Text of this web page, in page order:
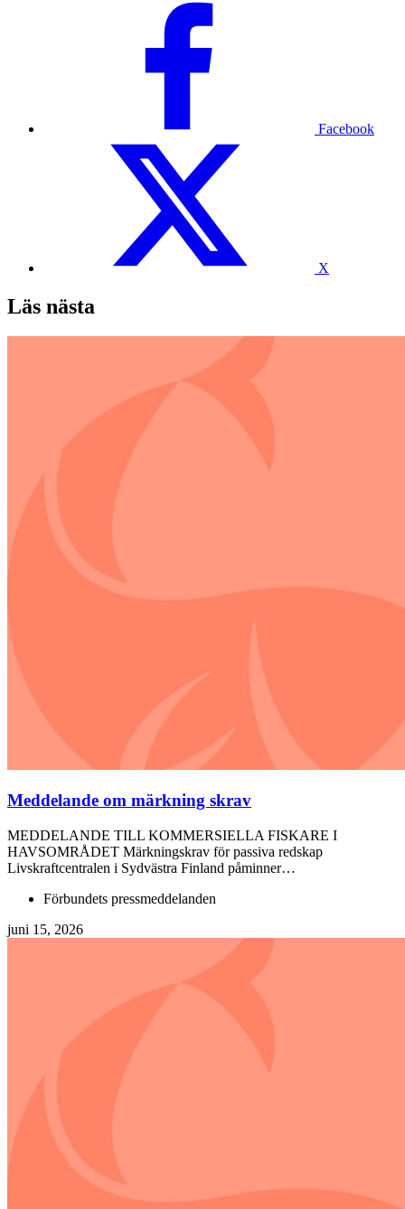
Facebook
X
Läs nästa
Meddelande om märkning skrav
MEDDELANDE TILL KOMMERSIELLA FISKARE I
HAVSOMRÅDET Märkningskrav för passiva redskap
Livskraftcentralen i Sydvästra Finland påminner…
Förbundets pressmeddelanden
juni 15, 2026